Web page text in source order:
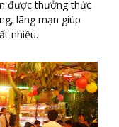
được thưởng thức
lãng mạn giúp
nhiều.